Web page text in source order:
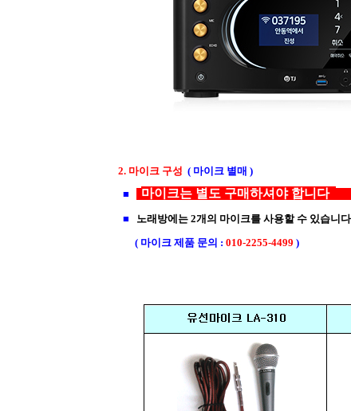
2. 마이크 구성 ( 마이크 별매 )
■
마이크는 별도 구매하셔야 합니다
■
노래방에는 2개의 마이크를 사용할 수 있습니다
( 마이크 제품 문의 : 010-2255-4499 )